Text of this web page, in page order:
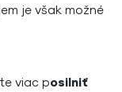
je však možné
viac posilniť